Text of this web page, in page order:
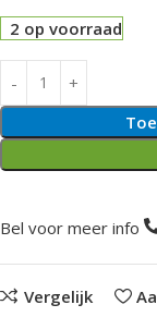
2 op voorraad
Bel voor meer info
Vergelijk